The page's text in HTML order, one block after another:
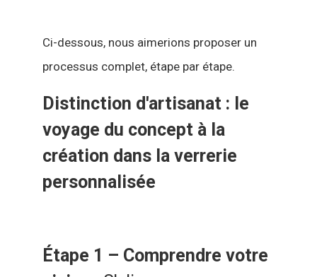
Ci-dessous, nous aimerions proposer un
processus complet, étape par étape.
Distinction d'artisanat : le
voyage du concept à la
création dans la verrerie
personnalisée
Étape 1 – Comprendre votre